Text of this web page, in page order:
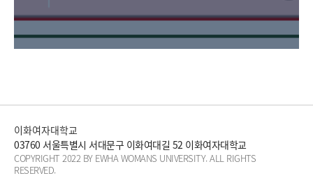
이화여자대학교
03760 서울특별시 서대문구 이화여대길 52 이화여자대학교
COPYRIGHT 2022 BY EWHA WOMANS UNIVERSITY. ALL RIGHTS
RESERVED.